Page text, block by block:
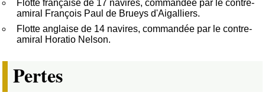
Flotte française de 17 navires, commandée par le contre-
amiral François Paul de Brueys d'Aigalliers.
Flotte anglaise de 14 navires, commandée par le contre-
amiral Horatio Nelson.
Pertes